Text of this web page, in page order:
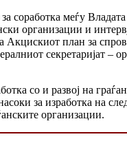
соработка меѓу
организации и
план за
секретаријат –
со и развој на
за изработка на
организации.